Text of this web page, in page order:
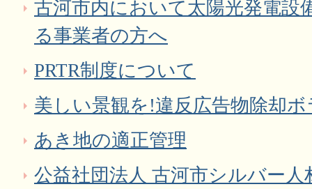
古河市内において太陽光発電設
る事業者の方へ
PRTR制度について
美しい景観を!違反広告物除却
あき地の適正管理
公益社団法人 古河市シルバー